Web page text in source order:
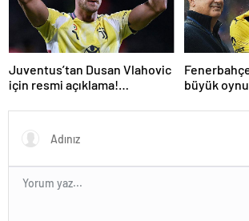
Juventus’tan Dusan Vlahovic
için resmi açıklama!
büyük